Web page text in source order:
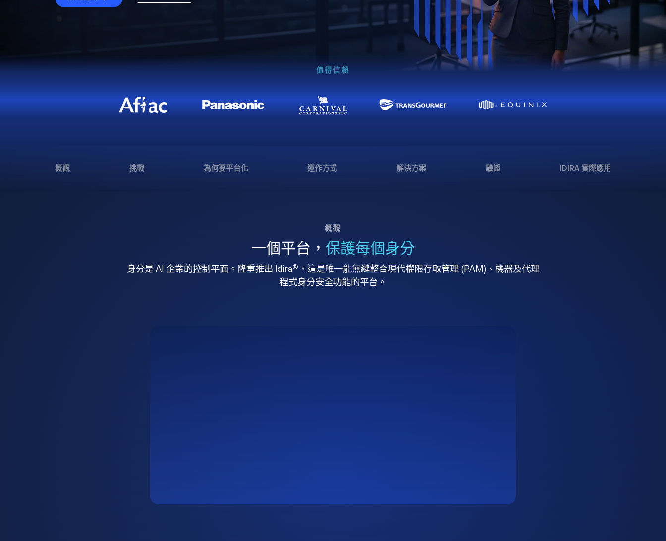
值得信賴
概觀 挑戰 為何要平台化 運作方式 解決方案 驗證 IDIRA 實際應用
概觀
一個平台， 保護每個身分
身分是 AI 企業的控制平面。隆重推出 Idira® ，這是唯一能無縫整合現代權限存取管理 (PAM)、機器及代理
程式身分安全功能的平台。